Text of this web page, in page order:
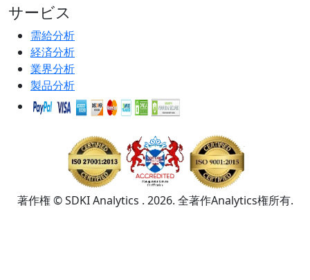
サービス
需給分析
経済分析
業界分析
製品分析
著作権 © SDKI Analytics . 2026. 全著作Analytics権所有.